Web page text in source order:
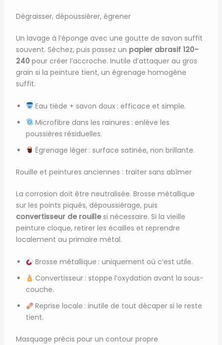
Dégraisser, dépoussiérer, égrener
Un lavage à l’éponge avec une goutte de savon suffit
souvent. Séchez, puis passez un papier abrasif 120–
240pour créer l’accroche. Inutile d’attaquer au gros
grain si la peinture tient, un égrenage homogène
suffit.
Eau tiède + savon doux : efficace et simple.
Microfibre dans les rainures : enlève les
poussières résiduelles.
Égrenage léger : surface satinée, non brillante.
Rouille et peintures anciennes : traiter sans abîmer
La corrosion doit être neutralisée. Brosse métallique
sur les points piqués, dépoussiérage, puis
convertisseur de rouillesi nécessaire. Si la vieille
peinture cloque, retirer les écailles et reprendre
localement au primaire métal.
Brosse métallique : uniquement où c’est utile.
Convertisseur : stoppe l’oxydation avant la sous-
couche.
Reprise locale : inutile de tout décaper si le reste
tient.
Masquage précis pour un contour propre